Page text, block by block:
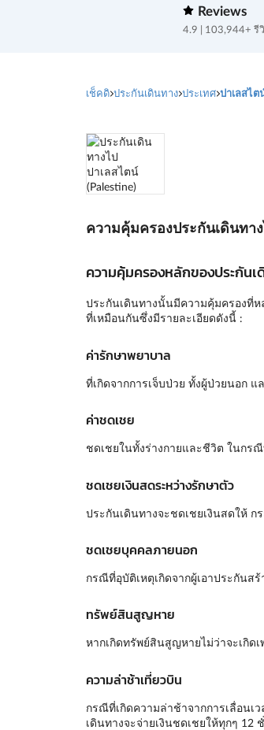
Reviews
4.9 | 103,944+ รี
เช็คดิ ประกันเดินทาง ประเทศ ปาเลสไต
ความคุ้มครองประกันเดินทา
ความคุ้มครองหลักของประกัน
ประกันเดินทางนั้นมีความคุ้มครองที่
ที่เหมือนกันซึ่งมีรายละเอียดดังนี้ :
ค่ารักษาพยาบาล
ที่เกิดจากการเจ็บป่วย ทั้งผู้ป่วยนอก
ค่าชดเชย
ชดเชยในทั้งร่างกายและชีวิต ในกร
ชดเชยเงินสดระหว่างรักษาตัว
ประกันเดินทางจะชดเชยเงินสดให้
ชดเชยบุคคลภายนอก
กรณีที่อุบัติเหตุเกิดจากผู้เอาประกันส
ทรัพย์สินสูญหาย
หากเกิดทรัพย์สินสูญหายไม่ว่าจะเกิด
ความล่าช้าเที่ยวบิน
กรณีที่เกิดความล่าช้าจากการเลื่อนเ
เดินทางจะจ่ายเงินชดเชยให้ทุกๆ 12